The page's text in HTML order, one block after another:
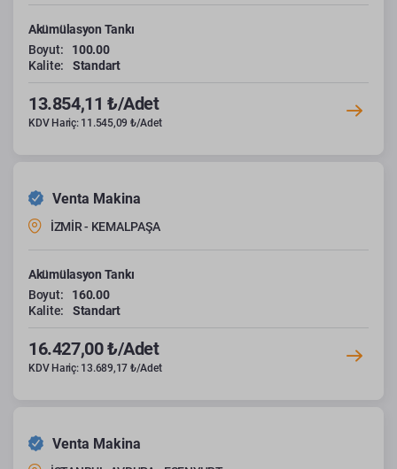
Akümülasyon Tankı
Boyut:
100.00
Kalite:
Standart
13.854,11 ₺/Adet
KDV Hariç: 11.545,09 ₺/Adet
Venta Makina
İZMİR - KEMALPAŞA
Akümülasyon Tankı
Boyut:
160.00
Kalite:
Standart
16.427,00 ₺/Adet
KDV Hariç: 13.689,17 ₺/Adet
Venta Makina